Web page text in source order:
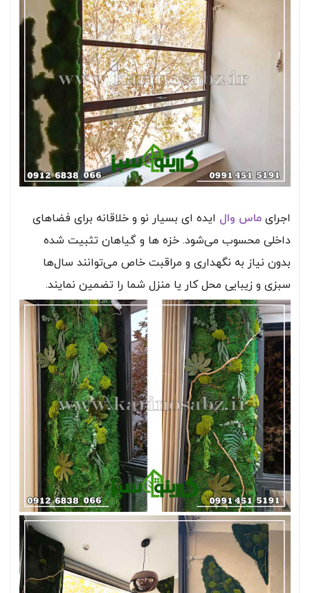
اجرای ماس وال ایده ای بسیار نو و خلاقانه برای فضاهای
داخلی محسوب می‌شود. خزه ها و گیاهان تثبیت شده
بدون نیاز به نگهداری و مراقبت خاص می‌توانند سال‌ها
سبزی و زیبایی محل کار یا منزل شما را تضمین نمایند.